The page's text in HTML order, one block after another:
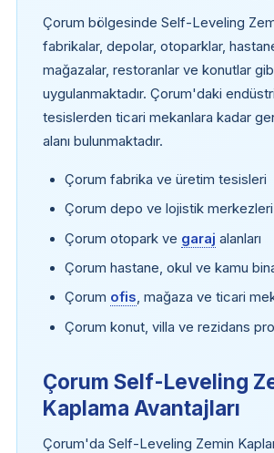
Çorum bölgesinde Self-Leveling
fabrikalar, depolar, otoparklar,
mağazalar, restoranlar ve konutlar
uygulanmaktadır. Çorum'daki
tesislerden ticari mekanlara kadar
alanı bulunmaktadır.
Çorum fabrika ve üretim tesisleri
Çorum depo ve lojistik merkezleri
Çorum otopark ve garaj alanları
Çorum hastane, okul ve kamu
Çorum ofis, mağaza ve ticari
Çorum konut, villa ve rezidans
Çorum Self-Leveling
Kaplama Avantajları
Çorum'da Self-Leveling Zemin